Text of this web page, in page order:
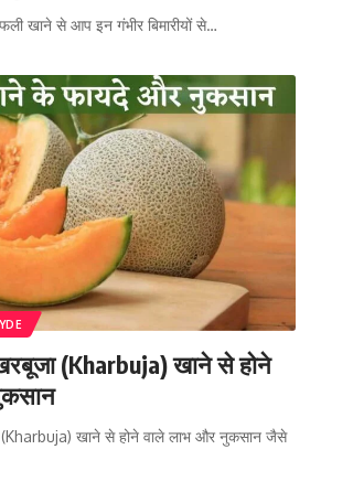
खाने से आप इन गंभीर बिमारीयों से…
(Kharbuja) खाने से होने
खाने से होने वाले लाभ और नुकसान जैसे